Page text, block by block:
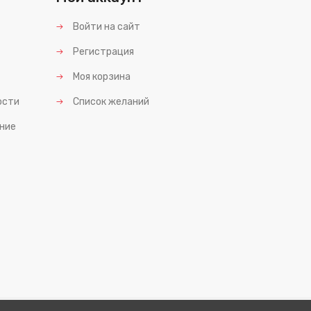
Войти на сайт
Регистрация
Моя корзина
Список желаний